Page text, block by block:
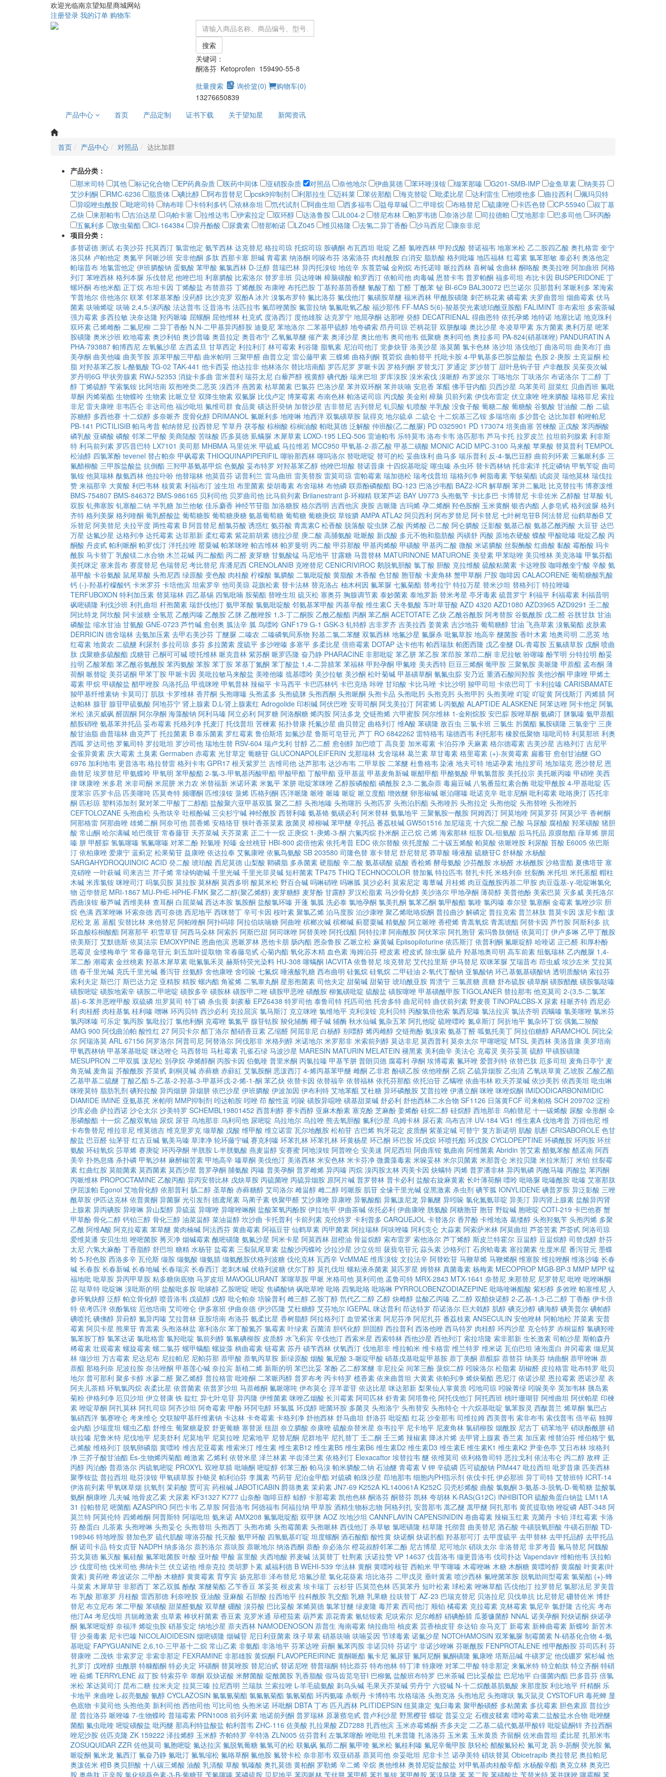
欢迎光临南京望知星商城网站
注册登录 我的订单 购物车
搜索
关键词：
酮洛芬 Ketoprofen 159490-55-8
批量搜索
询价篮(0) 购物车(0)
13276650839
产品中心
首页 产品定制 证书下载 关于望知星 新闻资讯
首页 产品中心 对照品 达比加群
产品分类：
那米司特
其他 标记化合物 EP药典杂质 医药中间体 亚硝胺杂质 对照品 奈他地尔 伊曲莫德 苯环喹溴铵 缬苯那嗪 G201-SMB-IMP 金鱼草素
纳美芬
艾沙利酮
RMC-6236 脂质体 碘比醇 阿布昔替尼 pcsk9抑制剂 利那拉生 迈科莱 苯佐那酯 海克替啶 吡柔比星 达利雷生 他喷他多 曲拉西利
佩玛贝特
异噁唑虫酰胺
吡嘧司特 纳布啡 卡特利多钙 依林奈坦 氘代试剂 阿曲生坦 西多福韦 益母草碱 二甲啡烷 布格替尼 硫康唑 卡匹色替 CP-55940
叔丁基
乙炔
来那帕韦 吉泊达星 乌帕卡塞 拉维达韦 伊索拉定 双环醇 达洛鲁胺 JL004-2 替尼布林 帕罗韦德 奈洛沙星 司拉德帕 艾地那非 巴多司他
环丙酚
五氟利多
敌虫菊酯 ICI-164384 异丹酚酸 尿囊素 替那帕诺 LZ045 维贝格隆 去氢二异丁香酚 沙马西尼
康奈非尼
项目分类：
多替诺德 测试 右美沙芬 托莫西汀 氯雷他定 氨苄西林 达克替尼 格拉司琼 托烷司琼 胺碘酮 布瓦西坦 吡啶 乙醛 氯唑西林 甲羟戊酸 替诺福韦 地塞米松 乙二胺四乙酸 奥扎格雷 奎宁
洛贝林 卢帕他定 奥氮平 阿哌沙班 安非他酮 多肽 西那卡塞 胆碱 青霉素 纳洛酮 吲哚布芬 洛索洛芬 肉桂酰胺 白消安 脂肪酸 格列吡嗪 地匹福林 红霉素 氯苯那敏 泰必利 奥洛他定
帕瑞昔布 地氯雷他定 伊班膦酸钠 蛋氨酸 苯甲酸 氟氯西林 D-泛醇 普瑞巴林 异丙托溴铵 地佐辛 东莨菪碱 金刚烷 布托诺啡 哌拉西林 喜树碱 舍曲林 酮咯酸 奥美拉唑 阿加曲班 阿格
列汀 苯唑西林 格列本脲 乐伐替尼 他唑巴坦 利塞膦酸 比索洛尔 替罗非班 贝达喹啉 樟脑磺酸 帕罗西汀 依帕司他 肉毒碱 恩替卡韦 普罗帕酮 福多司坦 布比卡因 BUSPERIDONE 丁
螺环酮 布他米酯 正丁烷 布坦卡因 丁烯酸盐 布替萘芬 丁烯酰胺 布康唑 布托巴胺 丁基羟基茴香醚 氰酸丁酯 丁醛 丁酰苯 铋 BI-6C9 BAL30072 巴兰诺尔 贝那普利 苯哌利多 苯海索
苄普地尔 倍他洛尔 联苯 邻苯基苯酚 没药醇 比沙克罗 双酚A 冰片 溴氯布罗特 氟比洛芬 氟伐他汀 氟磺胺草醚 福米西林 甲酰胺磺隆 刺芒柄花素 磷霉素 夫罗曲普坦 烟曲霉素 伏马
菌素 呋喃烯啶 呋喃 2,4,5-涕丙酸 法达普韦 泛昔洛韦 法匹拉韦 氟茚唑菌胺 氟雷拉纳 氯氟吡氧乙酸 福沙那伟 FF-MAS 5(6)-羧基荧光素琥珀酰亚胺酯 FALIMINT 非布索坦 多索茶碱
强力霉素 多西拉敏 决奈达隆 羟丙哌嗪 屈螺酮 屈他维林 杜克甙 度洛西汀 度他雄胺 达克罗宁 地屈孕酮 达那唑 癸醇 DECATRIENAL 得曲恩特 依托孕烯 地特诺 地塞比诺 地克珠利
双环素 己烯雌酚 二氟尼柳 二异丁香酚 N,N-二甲基异丙醇胺 迪曼尼 苯地洛尔 二苯基甲硫醇 地夸磷索 昂丹司琼 芒柄花苷 双肼酞嗪 奥比沙星 冬凌草甲素 东方菌素 奥利万星 嘧苯
胺磺隆 奥米沙班 欧地霉素 奥沙利铂 奥沙普嗪 奥昔拉定 奥昔布宁 乙氧氟草醚 催产素 奥泽沙星 奥比他韦 奥司他韦 低聚糖 奥利司他 奥拉多司 PA-824(硝基咪唑) PANDURATIN A
PHA-793887 帕博西尼 左氧氟沙星 左西孟旦 甘草西定 利拉利汀 林可霉素 利谷隆 脂氧素 尼泊司他汀 党参炔苷 洛美沙星 洛莫菌 氯卡色林 洛沙坦 洛伐他汀 曲洛司坦 曲美布汀 曲
美孕酮 曲美他嗪 曲美苄胺 原苯甲酸三甲酯 曲米帕明 三聚甲醛 曲普立定 雷公藤甲素 三蝶烯 曲格列酮 莨菪烷 曲帕替平 托吡卡胺 4-甲氧基多巴胺盐酸盐 色胺 2-庚胺 土克甾酮 松
脂 对羟基苯乙胺 L-酪氨酸 TG-02 TAK-441 他卡西妥 他达拉非 他林洛尔 替比培南酯 罗匹尼罗 罗哌卡因 罗格列酮 罗替戈汀 罗通定 罗沙替丁 甜叶悬钩子苷 卢非酰胺 吴茱萸次碱
罗丹明6G 甲状旁腺素 RWJ-52353 消旋卡多曲 雷米普利 瑞芬太尼 白藜芦醇 视黄醇 碘代酚 瑞来巴坦 罗库溴胺 溴米索伐 溴哌醇 布罗波尔 丁咯地尔 丁呋洛尔 布诺洛尔 丁二醇 丁
醇 丁烯硫醇 苄索氯铵 比阿培南 双孢唑类二恶英 溴西泮 燕茜素 枯草菌素 巴氯芬 巴洛沙星 苯并双环酮 苯并呋喃 安息香 苯醌 佛手苷内酯 贝西沙星 乌苯美司 甜菜红 贝曲西班 氟吡
草酮 丙烯菊酯 生物蝶呤 生物素 比哌立登 双降生物素 双氟脲 比伐卢定 博莱霉素 布南色林 帕洛诺司琼 丙戊酸 美金刚 樟脑 贝前列素 伊伐布雷定 伏立康唑 唑来膦酸 瑞格菲尼 索拉
非尼 雷夫康唑 非韦匹仑 非达司他 福沙吡坦 氟维司群 食品黄 磺达肝癸钠 加替沙星 吉非替尼 吉列替尼 钆贝酸 钆喷酸 半乳酸 没食子酸 葡糖二酸 葡糖酸 谷氨酸 甘油酸 二酚 二硫
苏糖醇 多西他赛 十二烷醇 多奈哌齐 度骨化醇 DRIMANOL 氟哌利多 地喹啉 地西泮 双氯磺草胺 鼠得克 地尔硫卓 二硫仑 十二烷基三乙铵 多瑞培南 多沙普仑 达比加群 帕唑帕尼
PB-141 PICTILISIB 帕马考昔 帕纳替尼 拉西替尼 苄草丹 茯苓酸 棕榈酸 棕榈油酸 帕吡莫德 泛解酸 仲班酸(乙二酰脲) PD 0325901 PD 173074 培美曲塞 苦楝酸 正戊酸 苯丙酮酸
磷乳酸 亚磷酸 磷酸 邻苯二甲酸 美商陆酸 苦味酸 匹多莫德 虱螨脲 木犀草素 LOXO-195 LEQ-506 雷迪帕韦 乐特莫韦 洛布卡韦 洛匹那韦 芦马卡托 拉罗皮兰 拉坦前列腺素 利非斯
特 利马前列素 罗匹昔巴特 LX7101 美司那 MHBMA 马里佐米 甲硫威 马拉维若 MCC950 甲氧基-2-萘乙酸 甲基二磺酸 MONIC ACID MPC-3100 马来酸 苹果酸 替莫普利 TEMPOL
松油醇 四氯苯酚 tevenel 替占帕奈 甲砜霉素 THIOQUINAPIPERIFIL 噻吩那西林 噻吗洛尔 替吡嘧啶 替可的松 妥曲珠利 曲马多 喘乐普利 反-4-氯巴豆醇 曲前列环素 三氟哌利多 三
氟醋柳酸 三甲胺盐酸盐 抗倒酯 三羟甲基氨基甲烷 色氨酸 妥布特罗 对羟基苯乙醇 他唑巴坦酸 替诺昔康 十四烷基吡啶 噻虫嗪 杀虫环 替卡西林钠 托非索洋 托定磷钠 甲氧苄啶 曲司
氯铵 他莫瑞林 酞氨西林 他拉卟吩 他替瑞林 他莫昔芬 诺普利兰 雷马曲班 雷美替胺 雷莫司琼 雷帕霉素 瑞加德松 瑞考伐普坦 瑞格列净 树脂毒素 苄蚨菊酯 试卤灵 瑞他莫林 瑞伐拉
赞 来福那辛 大黄酸 利巴韦林 核黄素 利福布汀 波生坦 布里菌素 柴胡毒素 布舍瑞林 布他磷 联萘酚磷酸酯 BQ-123 巴洛沙韦酯 BAZ2-ICR 解草酮 苯并二氟吡 比克替拉韦 博赛泼维
BMS-754807 BMS-846372 BMS-986165 贝利司他 贝罗曲司他 比马前列素 Brilanestrant β-环糊精 联苯芦诺 BAY U9773 头孢氨苄 卡比多巴 卡博替尼 卡非佐米 乙醇酸 甘草酸 钆
双胺 钆弗塞胺 钆塞酸二钠 半乳糖 加兰他敏 佳乐麝香 神经节苷脂 加洛糖胺 格尔西明 吉西他滨 庚胺 吉哌隆 吉玛烯 孕二烯酮 羟色胺酮 玉米黄酮 银杏内酯 人参皂甙 格列波脲 格列
齐特 格列美脲 格列喹酮 葡乳醛酸盐 葡萄糖胺 葡萄糖庚糖 氨基葡萄糖 葡萄糖 葡糖庚烷 草铵膦 AMPA ATLA2 阿贝西利 阿布罗替尼 阿卡替尼 七叶树皂苷B 阿法替尼 仙鹤草酚B 艾
乐替尼 阿美替尼 夫拉平度 两性霉素 B 阿昔替尼 醋氯芬酸 诱惑红 氨芬酸 青蒿素C 松香酸 脱落酸 啶虫脒 乙酸 丙烯酸 己二酸 阿仑膦酸 泛影酸 氨基己酸 氨基乙酰丙酸 大豆苷 达巴
万星 达氟沙星 达格列净 达托霉素 达菲那新 柔红霉素 紫花前胡素 德拉沙星 庚二酸 高脯氨酸 吡哌酸 新戊酸 多元不饱和脂肪酸 丙磺舒 丙酸 原地衣硬酸 蝶酸 甲酸吡嗪 吡啶乙酸 丙
酮酸 丹皮甙 帕利哌酮 帕罗伐汀 泮托拉唑 罂粟碱 帕苯咪唑 帕吉维林 帕罗曼明 丙二酸 甲芬那酸 甲基丙烯酸 甲磺酸 甲基丙二酸 微酸 米诺膦酸 丝裂酶酸 红曲酸 黏酸 霉酚酸 玛卡
酰胺 马卡替丁 乳酸镁二水合物 木兰花碱 丙二酸酯 丙二醛 麦芽糖 甘氨酸锰 马尼地平 甘露糖 马普替林 MATURINONE MATURONE 美登素 甲苯哒唑 美贝维林 美克洛嗪 甲氯芬酯
美托咪定 塞来昔布 赛度替尼 色瑞替尼 考比替尼 库潘尼西 CRENOLANIB 克唑替尼 CENICRIVIROC 鹅脱氧胆酸 氯丁酸 胆酸 克拉维酸 硫酸粘菌素 卡达唑胺 咖啡酰奎宁酸 辛酸 氨
基甲酸 卡谷氨酸 鼠尾草酸 头孢尼西 绿原酸 变色酸 肉桂酸 柠檬酸 氯膦酸 二氯吡啶酸 黄脂酸 木香酸 色甘酸 胞苷酸 卡麦角林 蟹甲草酮 尸胺 咖啡因 CALACORENE 葡萄糖酸乳酸
钙 (-)-羟基柠檬酸钙 卡米罗芬 卡培他滨 坦索罗辛 他司美琼 花旗松素 替卡法林 替克洛占 柚木柯因 氟苯脲 七氟菊酯 替考拉宁 特拉万星 替米沙坦 替格列汀 特拉唑嗪
TERFUBOXON 特利加压素 替莫瑞林 四乙基锡 四氢吡喃 胺菊酯 替唑生坦 硫灭松 塞奥芬 胸腺调节素 泰妙菌素 泰地罗新 替米考星 亭牙毒素 硫普罗宁 利福平 利福霉素 利福昔明
砜嘧磺隆 利伐沙班 利扎曲坦 杆孢菌素 瑞舒伐他汀 氨甲苯酸 氯氨吡啶酸 邻氨基苯甲酸 丙基辛酸 维生素C 天冬氨酸 车叶草苷酸 AZD 4320 AZD1080 AZD3965 AZD9291 壬二酸
阿比特龙 阿坎酸 阿卡波糖 全氢苊 乙酰丙嗪 乙酰胺 乙脒 乙酰唑胺 1,3-丁二酮胺 乙酰乙酸酯 丙酮 苯乙酮 ACETOTATE 乙炔 乙酰谷酰胺 阿考替胺 谷氨酰胺 戊二醛 谷胱甘肽 甘油
磷酸盐 缩水甘油 甘氨酸 GNE-0723 芦竹碱 愈创奥 胍法辛 胍 鸟嘌呤 GNF179 G-1 GSK-3 钆特醇 吉非罗齐 吉美拉西 姜黄素 吉沙地芬 葡萄糖醇 甘油 飞燕草素 溴氰菊酯 皮肤素
DERRICIN 德舍瑞林 去氨加压素 去甲右美沙芬 丁醚脲 二嗪农 二嗪磷氧同系物 羟基二氯二苯醚 双氯西林 地氟沙星 氟脲杀 吡氟草胺 地高辛 醚菌胺 香叶木素 地奥司明 二恶英 地
红霉素 地黄农 二硫醚 利尿剂 多拉司琼 多芬 多拉菌素 度硫平 多沙唑嗪 多塞平 多柔比星 倍癌霉素 DOTAP 达卡他韦 帕西瑞肽 帕图西隆 戊乙奎醚 DL-青霉胺 五氟磺草胺 戊酮 喷曲
肽 戊聚糖多硫酸酯 戊糖苷 己酮可可碱 喷托维林 哌克昔林 紫苏酮 哌罗匹隆 奋乃静 PHARACINE 非那吡啶 苯乙肼 苯乙胺 苯茚胺 苯茚二酮 非尼拉敏 吩噻嗪 酚苄明 分特拉明 酚妥
拉明 乙酸苯酯 苯乙酰谷氨酰胺 苯丙氨酸 苯胺 苯丁胺 苯基丁氮酮 苯丁酸盐 1,4-二异腈苯 苯福林 甲羟孕酮 甲氟喹 美夫西特 巨豆三烯酮 葡甲胺 三聚氰胺 美哌隆 甲萘醌 孟布酮 薄
荷酮 哌替啶 美芬诺酮 甲苯丁胺 甲哌卡因 美吡拉敏马来酸盐 美喹他嗪 巯基嘌呤 美沙拉敏 美沙酮 松叶菊碱 甲基磺草酮 氰氟虫腙 安乃近 重酒石酸间羟胺 美他沙酮 甲康唑 甲烯土
霉素 甲烷 甲磺酸盐 醋甲唑胺 乌洛托品 甲巯咪唑 甲氧普林 辣椒平 卡马西平 卡巴匹林钙 卡巴克络 咔唑 甘珀酸 卡比马唑 卡比沙明 羧甲司坦 卡依巴司丁 卡利拉嗪 CARISBAMATE
羧甲基纤维素钠 卡莫司汀 肌肽 卡罗维林 香芹酮 头孢噻嗪 头孢孟多 头孢硫脒 头孢西酮 头孢哌酮 头孢卡品 头孢吡肟 头孢克肟 头孢甲肟 头孢美唑 吖啶 吖啶黄 阿伐斯汀 丙烯腈 阿
达帕林 腺苷 腺苷甲硫氨酸 阿地芬宁 肾上腺素 D,L-肾上腺素红 Adrogolide 印枳碱 阿伏巴唑 安哥司酮 阿戈美拉汀 阿霍烯 L-丙氨酸 ALAPTIDE ALASKENE 阿苯达唑 阿卡他定 阿氯
米松 涕灭威砜 醛固酮 阿尔孕酮 海藻酸钠 阿利马嗪 阿立必利 阿罗糖 阿洛酮糖 烯丙胺 阿法多龙 交链孢烯 六甲蜜胺 阿尔维林 1-金刚烷胺 安巴腙 胺唑草酮 氨磷汀 脒氯嗪 氨甲萘醌
醋胺硝唑 氨基苯并托品 妥布霉素 托格列净 托麦汀 托伐普坦 苦楝素 拓扑替康 托氟沙星 曲贝替定 曲格列汀 维A酸 苯磺隆 敌百虫 三氯卡班 三氯生 肟菌酯 氟胺磺隆 三氯奎宁 三庚
酸甘油脂 曲普瑞林 曲克芦丁 托拉菌素 B 泰乐菌素 罗红霉素 鲁伯斯塔 如氟沙星 鲁斯可皂苷元 芦丁 RO 6842262 雷特格韦 瑞德西韦 利托那韦 橡胶低聚物 瑞吡司特 利莫那班 利奥
西呱 罗达司他 罗氟司特 罗拉吡坦 罗沙司他 瑞地生替 RSV-604 瑞卢戈利 甘醇 乙二醛 愈创醇 加巴喷丁 高良姜 加米霉素 卡泊芬净 天麻素 格尔德霉素 吉美沙星 吉格列汀 吉尼平
金雀异黄素 庆大霉素 土臭素 Germaben 赤霉素 光甘草定 葡糖苷 GLUCONAPOLEIFERIN 戈那瑞林 戈舍瑞林 葛兰素 草甘毒素 格里霉素 (+)-灰黄霉素 扁蓄苷 愈创甘油醚 GO
6976 加利地韦 更昔洛韦 格拉替雷 格列卡韦 GPR17 根天紫罗兰 吉维司他 达芦那韦 达沙布韦 二甲草胺 二苯醚 杜鲁格韦 染液 地夫可特 地诺孕素 地拉罗司 地加瑞克 恩沙替尼 恩
曲替尼 埃罗替尼 甲氨蝶呤 甲氧明 苯甲酸酯 2-氯-3-甲氧基丙酸甲酯 甲酸甲酯 丁酸甲酯 亚甲基蓝 甲基麦角新碱 哌醋甲酯 甲酪氨酸 甲氧氯普胺 美托拉宗 美托哌丙嗪 甲硝唑 美西
律 咪康唑 米多君 米非司酮 米屈肼 米力农 米替福新 米诺环素 米氮平 苯肼 吡啶苯咪唑 乙醇胺磷酸酯 磷酰胺 2,3-二氮杂萘 毒扁豆碱 八氢番茄红素合酶 吡啶甲酰胺 4-甲基吡啶 匹
度苯宗 匹罗卡品 匹美噻吨 匹莫奇特 频哪酮 匹维溴铵 蒎烯 匹格列酮 匹泮哌隆 哌喹 哌嗪 哌啶 哌立度酯 增效醚 卵形椒碱 哌泊噻嗪 吡诺克辛 吡非尼酮 吡利霉素 吡咯庚汀 匹托非
酮 匹杉琼 塑料添加剂 聚对苯二甲酸丁二醇酯 盐酸聚六亚甲基双胍 聚乙二醇 头孢地嗪 头孢噻肟 头孢匹罗 头孢泊肟酯 头孢喹肟 头孢拉定 头孢他啶 头孢替唑 头孢唑肟
CEFTOLOZANE 头孢曲松 头孢呋辛 吐根酚碱 三尖杉宁碱 神经酰胺 西替利嗪 氨基铬 氨磺必利 阿米替林 氨氯地平 三聚氰胺一酰胺 阿姆西汀 阿莫地喹 阿莫罗芬 阿莫沙平 香树酮
阿那格雷 阿那曲唑 雄烯二酮 阿奈可他 茴香烯 安格络苷 狭叶香茶菜素 敌菌灵 樟柳碱 苯甲醚 辛托品 番荔枝碱 GW501516 加尼瑞克 十六烷二酸 己酸 马尿酸 腐植酸 羟苯磺酸 猪胆
酸 常山酮 哈尔满碱 哈巴俄苷 常春藤苷 天芥菜碱 天芥菜素 正二十一烷 正庚烷 1-庚烯-3-酮 六氟丙烷 扑米酮 正己烷 己烯 海索那林 组胺 DL-组氨酸 后马托品 原膜散酯 葎草烯 肼屈
嗪 肼 甲醛腙 氢氯噻嗪 氢氟噻嗪 对苯二酚 羟氯喹 羟嗪 金丝桃苷 HBI-800 卤倍他索 依托考昔 EDC 依尔替酸 依托度酸 二十碳五烯酸 帕莫酸 依哌唑胺 利尿酸 苔酸 E6005 依巴斯
汀 依柏康唑 爱康宁 蓝蓟定 松果菊苷 益康唑 依达拉奉 艾氟康唑 依氟鸟氨酸 SB 203580 司隆色替 塞卡替尼 舒尼替尼 莽草酸 唾液酸 硫糖苷C 舒林酸 水杨酸
SARGAHYDROQUINOIC ACID 癸二酸 琥珀酸 西尼莫德 山梨酸 鞘磷脂 多杀菌素 硬脂酸 辛二酸 氨基磺酸 硫酸 香桧烯 酵母氨酸 沙芬酰胺 水杨醛 水杨酰胺 沙格雷酯 夏佛塔苷 塞
克硝唑 一叶萩碱 司来吉兰 芹子烯 常绿钩吻碱 千里光碱 千里光菲灵碱 短杆菌素 TP475 THIQ TECHNOCOLOR 替加氟 特拉匹韦 替扎卡托 米格列奈 丝裂酶 米托坦 米托蒽醌 帽柱
木碱 米库氯铵 咪唑司汀 吗氯贝胺 莫拉胺 莫林酮 莫西多明 酸莫米松 野百合碱 吗啉硝唑 吗啉胍 莫沙必利 莫索尼定 毒蕈碱 月桂烯 肉豆蔻酰胺丙基二甲胺 肉豆蔻基-γ-吡啶啉氯化
物 迈华替尼 MRI-1867 MU-PHE-HPHE-FMK 聚乙二醇(聚乙烯醇) 麦芽糖醇 麦芽酚 甘露醇 罗汉松脂素 马沙骨化醇 美沙洛尔 甲地孕酮 薄荷醇 美普他酚 美索巴莫 灭多威 美托洛尔
西曲溴铵 藜芦碱 西维美林 查耳酮 白屈菜碱 西达本胺 氯胺酮 盐酸氯环嗪 开蓬 氯胍 洗必泰 氯地孕酮 氯美扎酮 氯苯乙酮 氯甲酸酯 氯喹 氯丙嗪 泰尔登 氯塞酮 金霉素 氯唑沙宗 胆
烷 色满 西苯唑啉 环索奈德 西可奈德 西尼地平 西咪替丁 辛可卡因 桉叶素 聚氯乙烯 泊马度胺 泊沙康唑 聚乙烯吡咯烷酮 普拉曲沙 解磷定 普拉克索 普兰林肽 普莫卡因 泼尼卡酯 泼
尼松龙 蒽 蒽醌 安替比林 来他替尼 阿帕喹酮 阿扑吗啡 阿拉伯呋喃糖 阿曲唑 槟榔次碱 槟榔碱 蓟罂粟碱 精氨酸 阿立哌唑 香橙烯 青蒿氧烷 青蒿琥酯 阿替卡因 芦竹胺 阿斯利多 抗
坏血酸棕榈酸酯 阿塞那平 积雪草苷 阿西马朵林 阿索肟 阿斯巴甜 阿司咪唑 阿替美唑 阿托伐醌 阿特拉津 阿南酰胺 阿伏苯宗 阿扎胞苷 索玛鲁肽侧链 依莫司汀 伊卢多啉 乙甲丁酰胺
依美斯汀 艾默德斯 依莫法宗 EMOXYPINE 恩曲他滨 恩哌罗林 恩他卡朋 肠内酯 恩杂鲁胺 乙哌立松 麻黄碱 Epiisopiloturine 依匹斯汀 依普利酮 氟哌啶醇 哈喹诺 正己醛 和厚朴酚
恶霉灵 金缕梅单宁 常春藤皂苷元 刺五加叶提取物 常春藤皂甙 心菊内酯 氧化苏木精 血色素 海姆泊芬 橙皮素 橙皮甙 除虫脲 硫丹 羟基地奥司明 高车前素 组氨瑞林 乙内酰脲 1,4-
苯二酚 潮霉素 金丝桃素 羟基木犀草素 吡氟氯禾灵 赫斯特荧光染料 HU-308 噻螨酮 IACVITA 依鲁替尼 埃克替尼 艾代拉里斯 伊马替尼 双咪苯脲 艾瑞昔布 茚虫威 埃沙左米 艾拉莫
德 春千里光碱 克氏千里光碱 番泻苷 丝氨醇 舍他康唑 舍吲哚 七氟烷 唾液酸乳糖 西布曲明 硅氮烷 硅氧烷 二甲硅油 2-氧代丁酸钠 亚氯酸钠 环己基氨基磺酸钠 透明质酸钠 索拉芬
索利夫定 斯巴汀 斯巴达力定 亚精胺 精胺 螺内酯 角鲨烯 二氢睾丸酮 星形孢菌素 司他夫定 甜菊碱 甜菊苷 琥珀酰亚胺 胃溃宁 三氯蔗糖 蔗糖 舒布硫胺 磺草酮 磺胺醋酰 磺胺氯哒嗪
磺胺嘧啶 磺胺地索辛 磺胺二甲嘧啶 磺胺多辛 磺胺林 磺胺甲二唑 磺胺甲恶唑 磺酰胺 柳氮磺吡啶 硫酸盐 磺胺噻唑 甲基磺酰甲胺 TIGOLANER 替拉那韦 他克莫司 2-(3,5-二氯苯
基)-6-苯并恶唑甲酸 双硫磷 坦罗莫司 特丁磷 杀虫畏 刺蒺藜 EPZ6438 特罗司他 泰鲁司特 托匹司他 托舍多特 曲尼司特 曲伏前列素 野麦畏 TINOPALCBS-X 尿素 桂哌齐特 西尼必
利 肉桂醛 肉桂基氯 桂利嗪 噌啉 环丙贝特 西沙必利 克拉屈滨 氯马斯汀 克立咪唑 氯维地平 克利溴铵 克利贝特 丙酸氯倍他索 氯西尼嗪 氯法拉滨 氯法齐明 四螨嗪 氯美噻唑 氯米芬
氯丙咪嗪 可乐定 氯丙胺 氯吡拉汀 氯他利酮 克霉唑 氯氮平 腺苷钴胺 羧化辅酶 椰子碱 辅酶 秋水仙碱 氮杂五苯 阿扎他啶 硫唑嘌呤 氮卓斯汀 阿折地平 氮杂环丁烷 偶氮二羧酸
AMG 900 阿伐曲泊帕 酸性红 27 阿贝卡尔 醋丁洛尔 醋硝香豆素 乙缩醛 阿屈非尼 白杨醇 别嘌醇 烯丙雌醇 交链孢酚 氨溴索 氨基丁醛 呱氨托美丁 阿拉伯糖醇 ARAMCHOL 阿比朵
尔 阿瑞洛莫 ARL 67156 阿罗洛尔 阿普司尼 阿替洛尔 阿伐那非 米格列醇 米诺地尔 米罗那非 米索前列醇 莫达非尼 莫西普利 莫奈太尔 甲噻嘧啶 MTSL 美西林 美洛昔康 美罗培南
甲氧西林钠 甲基苯基吡啶 咪达唑仑 马西替坦 马杜霉素 孔雀石绿 马波沙星 MARESIN MATURIN MELATEIN 褪黑素 美利曲辛 美法仑 克霉灵 美芬妥英 硫醇 甲磺胺磺隆
MESUPRON 二甲双胍 泼尼松 別孕烷 孕烯醇酮 丙胺卡因 伯氨喹 普里米酮 丙氯拉嗪 甲基苄肼 普朗贝德 腐霉利 孕酮 埃博霉素 氟环唑 爱普列特 依替巴肽 厄多司坦 麦角日亭宁 麦
角克碱 麦角甾 芥酸酰胺 芥菜甙 刺桐灵碱 赤藓糖 赤蘚紅 艾氯胺酮 恶泼西汀 4-烯丙基苯甲醚 雌酮 乙非君 酚磺乙胺 依他喹酮 乙烷 乙硫异烟胺 乙虫清 乙氧呋草黄 乙琥胺 乙酸乙酯
乙基甲基二硫醚 丁酸乙酯 5-乙基-2-羟基-3-甲基环戊-2-烯-1-酮 苯乙炔 依替卡因 依替福辛 依替福林 依托芬那酯 依托泊苷 乙螨唑 依曲韦林 欧天芥菜碱 依沙美肟 依西美坦 吡虫啉
咪喹莫特 脂肪乳剂 碘羟拉酸 异丙烟肼 异烟肼 依巴沙星 伊班膦酸 伊波加因 伊布利特 艾地苯醌 艾杜糖 异环磷酰胺 艾普拉唑 伊潘立酮 咪唑 咪唑烷酮 IMIDODICARBONIMIDIC
DIAMIDE IMINE 亚氨基芪 米帕明 MMP抑制剂 吲达帕胺 吲唑 茚 酸性蓝 吲哚 磺胺异噁唑 磺基甜菜碱 舒必利 舒他西林二水合物 SF1126 日落黄FCF 司来帕格 SCH 209702 淀粉
沙库必曲 萨拉西诺 沙仑太尔 沙美特罗 SCHEMBL19801452 西普利醇 赛卡西醇 亚麻木酚素 塞克酚 芝麻酚 姜烯酚 硅烷二醇 硅烷醇 西地那非 乌帕替尼 十一碳烯酸 尿酸 伞形酮 伞
形磷酸酯 十一烷 乙酸双氧铀 尿烷 尿苷 乌地那非 乌利司他 尿嘧啶 乌拉地尔 乌拉唑 熊去氧胆酸 氟利沙星 乌姆卡林 尿石素 乌布吉泮 UV-184 VG1 维生素A 伐地考昔 万得他尼 维
卡布鲁替尼 维拉非尼 维莫德吉 维克里罗克 缬草酸 戊酸 维甲酸 维立诺雷 瓦尔地酰胺 松柏苷 古巴烯 狗牙花定 皮质酮 紫堇定碱 可替宁 复方新诺明 肌酸 肌酐 CRISABOROLE 色甘
酸盐 巴豆醛 仙茅苷 红古豆碱 氰美马嗪 草津净 轮环藤宁碱 赛克利嗪 环苯扎林 环苯扎林 环黄杨星 环己酮 环巴胺 环戊烷 环喷托酯 环戊胺 CYCLOPEPTINE 环磷酰胺 环丙胺 环丝
氨酸 环硅氧烷 莎草烯 赛庚啶 环丙孕酮 半胱胺 L-半胱氨酸 燕麦甾醇 安赛蜜 阿地溴铵 阿普唑仑 安美速 阿尼西坦 阿曲库铵 氨曲南 阿维菌素 Abridin 苦艾素 醋氨苯酸 醋孟南 阿西
美辛 扑热息痛 杀扑磷 甲氧沙林 麻醉椒苦素 甲地高辛 嗪草酮 美伐他汀 美洛西林 米安色林 米卡芬净 微囊藻毒素 米哚妥林 米尔贝菌素 米那普仑 米拉贝隆 米拉米斯汀 米铂 丝裂霉
素 红曲红胺 莫能菌素 莫西菌素 莫西沙星 普罗孕酮 脯氨酸 丙嗪 普美孕酮 普罗雌烯 异丙嗪 丙烷 溴丙胺太林 丙美卡因 炔螨特 丙烯 普罗潘非林 异丙氧磷 丙酰马嗪 丙酸盐 苯丙酮
丙哌维林 PROPOCTAMINE 乙酸丙酯 异丙安替比林 戊炔草胺 丙硫菌唑 丙硫异烟胺 原阿片碱 普罗替林 普卡必利 盐酸右旋麻黄素 长叶薄荷酮 嘌呤 吡咯脲 吡嗪酰胺 吡嗪 艾塞那肽
伊屈泼帕 Egonol 艾地骨化醇 依那普利 肠二醇 圣草酚 赤藓糖醇 艾司洛尔 雌甾醇 雌二醇 吲哌胺 肌苷 全缘干里光碱 促黑激素 杀虫剂 碘苄胍 IONYLIDENE 碘普罗胺 异泛影酸 三唑
酰草胺 伊匹达克林 依普黄酮 异菌脲 光引发剂 德鸢尾素 马蔺子素 铁聚甲醛 艾沙康唑 异康唑 异氰酸酯 异氟泼尼龙 异氟醚 异吲哚 氯化氮氨菲啶 异美汀 异丙肾上腺素 盐酸异丙肾
上腺素 异丙碘胺 异喹啉 异山梨醇 异硫蓝 异噻唑 异噻唑啉酮 盐酸苯氧丙酚胺 伊拉地平 伊曲茶碱 依托必利 伊曲康唑 胱氨酸 阿糖胞苷 胞苷 野靛碱 胞嘧啶 COTI-219 卡巴他赛 蟹
甲草酚 骨化二醇 钙铂三醇 骨化三醇 油菜甾醇 菜油甾醇 坎沙曲 卡托普利 卡前列素 克伦特罗 卡利普多 CARQUEJOL 卡替洛尔 香芹酚 卡维地洛 葛缕醇 头孢羟氨苄 头孢丙烯 多聚
乙酰 阿维A酸 阿克拉霉素 苯草醚 黄肉楠碱 阿法西芬 黄曲霉素 阿福豆苷 仙鹤草素 丙甲菌素 阿拉瑞林 阿呋唑嗪 阿利克仑 大蒜素 阿索萨米林 阿莫曲坦 芦荟苦素 芦荟甙 阿洛司琼
爱维莫潘 安贝生坦 唑嘧菌胺 莠灭净 烟碱霉素 酰嘧磺隆 氨氟沙星 阿米卡星 阿莫西林 甜橙油 骨甾烷醇 索布雷罗 索他洛尔 芦丁烯醇 斯皮兰特霍尔 豆甾醇 豆甾烷醇 司替戊醇 舒芬
太尼 六氢大麻酚 丁香脂醇 舒巴坦 糖精 水杨苷 盐霉素 三裂鼠尾草素 盐酸沙丙蝶呤 沙拉沙星 沙立佐坦 菝葜皂苷元 蒜头素 沙格列汀 石房蛤毒素 塞拉菌素 生度米星 番泻苷元 墨蝶
蛉 5-羟色胺 西洛多辛 瓦伦斯 缬胺 缬氨酸 缬氨腈 缬氨酰胺伏格列波糖 伐伦克林 瓦西辛 VcMMAE 维库溴铵 文拉法辛 阿替欧苷 马鞭草烯 马鞭烯酮 维塞胺 维拉唑酮 维洛沙嗪 长春
碱 长春胺 长春新碱 长春地碱 长春瑞滨 长春西汀 老刺木碱 伏格列波糖 伏尔丁醇 莫扎伐坦 螺粘液杀菌素 莫匹罗星 姆替林 真菌毒素 杨梅素 MECOPROP MGB-BP-3 MMP MPP 锰
福地吡 吡草胺 异丙甲草胺 粘多糖病底物 马罗皮坦 MAVOGLURANT 苯噻草胺 甲哌 米格司他 莫利司他 孟鲁司特 MRX-2843 MTX-1641 奈替尼 来那替尼 尼罗替尼 吡唑 吡唑啉酮
芘 哒草特 吡啶啉 溴吡斯的明 盐酸吡多胺 吡哆醇 乙胺嘧啶 嘧啶 焦磷酸钠 砜吡草唑 吡咯 四氢吡咯 吡咯啉 PYRROLOBENZODIAZEPINE 吡咯喹啉醌酸 紫杉醇 多效唑 帕塞维尼 人
参环氧炔醇 泛醇 帕立骨化醇 喷昔洛韦 戊硫醇 戊醇 吡仑帕奈 培哚普利 雌三醇 乙胺丁醇 氘代乙二醇 乙醇 炔雌醇 盐酸乙丙嗪 乙二醇 双醋炔诺醇 2-乙基-1,3-己二醇 丁香酚 伊卡倍
特 依考匹泮 依酚氯铵 厄他培南 艾司唑仑 伊多塞班 伊曲奈德 伊沙匹隆 艾杜糖醇 艾芬地尔 IGEPAL 咪达普利 茚达特罗 茚诺洛尔 巨大戟醇 肌醇 碘克沙醇 碘海醇 碘美普尔 碘帕醇
碘喷托 碘佛醇 异葑醇 氮异丙嗪 艾拉普林 亚胺培南 布洛芬 氨柔比星 香树脂醇 阿拉格列汀 血管紧张素 阿尼芬净 阿尼扎芬 番荔枝素 ANSECULIN 安他唑林 阿帕地松 芹菜素 安普
霉素 阿贝卡星 熊果苷 青蒿素 头孢洛林盐 塞利洛尔 苯丁酸氮芥 氯霉素 叶绿素 百菌清 胆钙化醇 胆固醇 西拉普利 西洛他唑 西马特罗 肉桂醇 环丙沙星 克仑特罗 赤桐甾醇 氯碘羟喹
氯苯胺丁醇 氯苯达诺 氯吡格雷 氯羟吡啶 氯前列醇 氯氰碘柳胺 皮质醇 水飞蓟宾 辛伐他汀 西索米星 西索特林 西他沙星 西他列汀 索拉培隆 索非那新 生长激素 司帕沙星 斯帕森丹
稀霉素 壮观霉素 螺旋霉素 螺二氯芬 螺甲螨酯 螺旋藻 柄曲霉素 链霉素 苏丹 磺苄西林 伏氧西汀 伐地那非 维拉帕米 维卡格雷 维兰特罗 维米诺 瓦伯巴坦 液泡蛋白 井冈霉素 缬尼莫
林 缬沙坦 万古霉素 尼达尼布 尼拉帕尼 尼帕芬那 萘甲酸 萘氧丙草胺 新绿原酸 烟酸 氟尼酸 3-哌啶甲酸 硝基戊基吡啶甲基胺 萘丁美酮 萘醌腙 萘替芬 纳美芬 纳曲酮 萘甲唑啉 萘
萘醌 那格列奈 尼波拉胺 奈法唑酮 甲基莲心碱 奈拉宾 新植二烯 新斯的明 苯巴比妥 苯酚 乙二醇苯醚 非尼拉朵 间苯三酚 蒎烷二醇 吲哚洛尔 松脂素 胡椒醛 皮拉格雷 吡布特罗 吡贝
地尔 普可那利 聚多卡醇 水蓼二醛 聚乙烯醇 普拉格雷 吡喹酮 二苯哌丙醇 普罗布考 丙卡特罗 榄香素 依来曲普坦 大黄素 依帕列净 烯炔菊酯 恩尼汀 依诺沙星 恩拉霉素 恩诺沙星 表
阿夫儿茶精 环氧氯丙烷 表柔比星 依普菌素 依普罗沙坦 马萘雌酮 氟哌噻吨 伊布莫仑 淫羊藿苷 依达比星 咪达那新 梨果仙人掌黄质 吲地司琼 吲哚菁绿 吲哚美辛 英加韦林 胰岛素
菊粉 伊格列净 厄贝沙坦 伊立替康 铁 靛红 异七叶皂苷 异丙隆 伊维菌素 咪唑乙烟酸 长川霉素 阿司匹林 虾青素 阿塔鲁伦 阿托伐他汀 阿托西班 桃叶珊瑚苷 阿维曲坦 阿伏帕星 印楝
素 唑啶草酮 阿扎莫林 阿扎司琼 阿齐沙坦 阿奇霉素 甲酚 环阿屯醇 环氯胍 环戊醇 嘧菌环胺 多菌灵 头孢洛宁 头孢替安 头孢特仑 十六烷基吡啶 氯苯胺灵 西酞普兰 烯草酮 氯巴占
氯硝西泮 氯赛唑仑 考来维仑 交联羧甲基纤维素钠 卡达林 卡奇霉素 卡格列净 舒他西林 舒马曲坦 舒洛芬 吡啶酯 红花 沙奎那韦 司维拉姆 西美普韦 索非布韦 索伐普韦 倍半萜 独脚
金内酯 沙瑞度坦 螺虫乙酯 舒维生 葡聚糖凝胶 舒更葡糖 塞替派 纽甜 奈立膦酸 奈康唑 硫酸奈替米星 奈韦拉平 尼卡地平 尼麦角林 氯硝柳胺 烟酰胺 尼古丁 硝苯地平 硝呋酚酰肼 硝
呋拉嗪 尼鲁米特 尼伐地平 尼美舒利 尼莫地平 尼莫拉唑 尼索地平 尼替尼酮 尼群地平 尼扎替丁 壬二酮 壬三烯 辣椒素 降冰片烯 去甲肾上腺素 香兰素 加压素 维替泊芬 维伯格宁 氨
己烯酸 维格列汀 脱氧卵磷脂 黄嘌呤 维吉尼亚霉素 维索米汀 维生素 维生素B12 维生素B5 维生素B6 维生素D2 维生素D3 维生素E 维生素K1 维生素K2 尹奎色亭 艾日布林 埃格列
净 三芥子酸甘油酯 Es-生物烯丙菊酯 雌激素 乙烯利 依替米星 泽兰林素 半齿泽兰素 依格列汀 Elexacaftor 埃替拉韦 醚 依维莫司 依利格鲁司特 恶拉戈利 依法韦仑 丙二醇 敌稗 正
丙醇 丙泊酚 普萘洛尔 丙硫氧嘧啶 PROXYL 双唑草腈 吡喃酮 嘧啶醇 邻苯三酚 帕马溴 帕米膦酸二钠 石油醚 青霉素 V 钾 辛硫磷 匹可硫酸钠 PIM447 吡拉西坦 吡罗昔康 匹美西林
聚季铵盐 普拉西坦 吡芬溴铵 甲氧磺草胺 扑蛲灵 帕利泊芬 李属素 芍药苷 尼泊金甲酯 对硫磷 帕珠沙星 茚地那韦 细胞内PH指示剂 依伐卡托 伊必那班 异丁司特 艾替班特 ICRT-14
伊洛前列素 甲氧咪草烟 抗氧剂 茉莉酸 贾可宾 药根碱 JABOTICABIN 爵筛奥素 茉莉素 JN7-69 K252A KL140061A K252C 贝壳杉烯酸 曲酸 氯氨酮 3-氨基-3-脱氧-D-葡萄糖 盐酸氯
氨酮 酮康唑 几夫碱 地骨皮乙素 犬尿素 KF31327 K777 山奈酚 咖啡豆醇 鲸醇 卡那霉素 凯他色林 酮洛芬 酮替芬 凯林 夸胡林 K-RAS(G12C) INHIBITOR 硫酸角蛋白钠盐 LM11A
31 拉帕替尼 嘧菌酯 AZASPIRO 阿巴卡韦 乙草胺 阿昔洛韦 阿德福韦 阿福拉纳 甲草胺 酒精生物标志物 阿格列扎 安普那韦 蒿乙醚 蒿甲醚 阿扎那韦 黄芪提取物 唑啶磷 ABT-348 阿
莫兰特 阿莫伦特 四烯雌酮 阿普斯特 阿瑞吡坦 氨来诺 AMX208 氟氯吡啶酯 双甲脒 AOZ 坎地沙坦 CANNFLAVIN CAPENSINIDIN 卷曲霉素 辣椒玉红素 克菌丹 卡铂 洋红霉素 卡洛
芬 酪蛋白 儿茶素 头孢唑啉 头孢妥仑 头孢替坦 头孢西丁 头孢布烯 头孢霉菌素 头孢哌林 西伐他汀 杀草敏 氯嘧磺隆 枯草隆 托彻普 曲美替尼 酒石酸 牛磺脱氧胆酸 牛磺石胆酸 TD-
198946 特地唑胺 替加色罗 硫代肌酸 噻洛芬酸 托灭酸 氨甲环酸 四氢氨基吖啶 坦度螺酮 酒石酸酯 酸性黄 炔诺酮 炔诺肟酯 羟基那可汀 去甲度硫平 去甲替林 去甲托品醇 去甲托品
酮 诺司卡品 特女贞苷 NADPH 纳多洛尔 萘肟洛尔 萘呋胺 萘哌地尔 纳洛西酮 萘酚 奈必洛尔 橙花叔醇邻苯二酚 尼古博星 尼可地尔 硝呋太尔 非洛替尼 非罗考昔 氟马替尼 阿魏酸
芬戈莫德 氟灭酸 氟硅酸 氟苯吡菌胺 叶酸 亚叶酸 甲酸 富里酸 夫西地酸 荞麦碱 法莫替丁 牡荆素 沃诺拉赞 VP 14637 伐昔洛韦 缬更昔洛韦 伐司扑达 Vapendavir 维帕他韦 沃拉帕
沙 伐度司他 伐米司他 弗纳卡兰 伏立诺他 维奈克拉 类胡萝卜素 威福利德 B WEHI-539 华法林 黄酮 黄嘌呤核苷 西帕米 甲苄噻嗪 木霉唑啉 木糖 木酮糖 黄嘌呤醇 黄腐酸 叶黄素(叶
黄素) 黄药唑 希波诺尔 二甲酚 木糖醇 黄黄霉素 育亨宾 扬克那非 泽布替尼 培氟沙星 氯化花葵素 培比洛芬 二甲戊灵 垂叶黄素 喷沙西林 氟唑菌苯胺 脱氧助间型霉素 氯菊酯 (+)-蜂
斗菜素 木犀草苷 非那西丁 苯乙双胍 酚酞 苯醚菊酯 乙苄香豆 苯妥英 根皮素 埃卡瑞丁 云杉苷 匹莫范色林 匹莫苯丹 短叶松素 球松素 唑啉草酯 匹伐他汀 拉罗替尼 氯那法尼 罗美昔
布 乳酸 那塞罗 月桂酸 雷西那德 利奈唑胺 亚油酸 亚麻酸 石胆酸 拉西地平 拉科酰胺 乳交酯 乳糖 乳果糖 拉呋替丁 AZ-23 巴瑞克替尼 贝洛拉尼 贝伐单抗 比尼替尼 硼替佐米 博舒
替尼 布立尼布 苯二甲酸 苯磺酸 甜菜醛氨酸 双草醚 硼酸 溴芬酸 巴比妥酸 苯烯莫德 氯苯甘醚 绿麦隆 毒芹素 西司他汀 顺铂 橘霉素 克拉霉素 克林霉素 氯尼辛 氯舒隆 古伦宾 考布
他汀A4 考尼伐坦 共轭雌激素 虫草素 棒状杆菌素 香豆素 克罗米通 荜橙茄素 葫芦素 原花青素 氰钴铵素 尼呋索尔 尼尔雌醇 硝碘酚腈 瓜萎镰菌醇 NNAL 诺美孕酮 羟炔诺酮 炔诺孕
酮 氟苯嘧啶醇 奈福泮 烯啶虫胺 硝基安定 纳地沙星 萘夫西林 NAMODENOSON 萘普生 海南霉素 纳拉曲坦 柚皮素 芸香柚皮苷 奈达铂 奈马克丁 新霉素 新棒曲霉素 新蝶呤 新苦木
苷 沙蚕毒素 尼卡巴嗪 NICOLAIOIDESIN 烟嘧磺隆 烟碱苷 尼日利亚菌素 珠子草素 硝基呋喃 呋喃妥因 节球毒素 诺氟沙星 NOTOHAMOSIN 双苯氟脲 制霉菌素 N-硝基化合物 4-氨
基吡啶 FAPYGUANINE 2,6,10-三甲基十二烷 常山乙素 非氨酯 非洛地平 芬苯达唑 葑酮 氟苯丙胺 非诺贝特 芬诺宁 非诺沙唑啉 芬哌酰胺 FENPROTALENE 维甲酰酚胺 芬司匹利 芬
替康唑 二茂铁 非索罗定 非索非那定 FEXRAMINE 非那雄胺 黄烷酮 FLAVOPEREIRINE 黄酮哌酯 氟卡尼 氟尿苷 氟阿尼酮 氟酮磺隆 氟康唑 塔斯品碱 牛磺罗定 他伐硼罗 紫杉碱 他
扎罗汀 戊唑醇 虫酰肼 特糠酯酮 特必夫定 环磺酮 替莫唑胺 替尼泊甙 替诺尼唑 替普瑞酮 特比萘芬 特布他林 特丁津 特康唑 对苯二甲酸 特非那定 来氟米特 特立帕肽 特立齐酮 特硝
唑 萜烯 TERRYLENE 叔丁胺 特索芬辛 睾酮 双炔诺酸 米酵菌酸 啶酰菌胺 乳香脂酸 假马齿苋皂苷I 巴柳氮 盐酸班布特罗 巴米茶碱 巴比妥酸盐 巴尼地平 白僵菌内酯 巴多昔芬 倍氯
米松 苯达莫司汀 昆布二糖 拉米夫定 拉莫三嗪 拉尼西明 兰瑞肽 兰索拉唑 L-羊毛硫氨酸 刺乌头碱 毛果天芥菜碱 劳丹宁 六驳碱 N-十二烷酰基肌氨酸 来那度胺 利比地平 纤精酮 乐
卡地平 来曲唑 L-叔亮氨酸 氰醇 CYCLAZOSIN 氟氯氰菊酯 氯氟氰菊酯 氯氰菊酯 环丙氨嗪 杀螟丹 卡博特韦 坎格瑞洛 头孢克洛 头孢地尼 头孢噻呋 氯灭鼠灵 CYSTOFUR 毒死蜱 显
色底物 卡莫司他 头孢他美 新利司他 西他司他 可比司他 头孢米诺 环吡酮 DBTA 丁布 匹凡西林 PLITIDEPSIN 纽莫康定 鬼臼毒素 聚甲酚磺醛 多粘菌素 多抗霉素 胆色素原 普拉沙
星 普拉洛芬 哌唑嗪 7-生物蝶呤 普瑞霉素 PRN1008 前列环素 地诺前列酮 普罗瑞林 原薯蓣皂甙 普卢利沙星 野黑樱苷 蝶啶 普妥立定 石榴皮鞣素 嘌呤霉素二盐酸盐水合物 吡唑醚
菌酯 氟虫吡喹 嘧啶磺酸盐 吡丙醚 那高利特盐酸盐 帕利普韦 ZHC-116 佐美酸 扎拉果酸 ZD7288 扎西他滨 玉米赤霉烯酮 齐多夫定 二乙基二硫代氨基甲酸锌 吡啶硫酮锌 齐拉西酮
唑尼沙胺 佐匹克隆 ZK 159222 泽拉烯醇 玉米醇 齐帕特罗 辛特洛 ZLN005 佐芬普利 左氯苯噻酚 唑吡坦 扎来普隆 扎洛洛芬 玉米素 玉米黄质 齐留酮 佐米曲普坦 柔比星 扎那米韦
ZOSUQUIDAR ZZR 佐他莫司 氟胞嘧啶 氟达拉滨 氟脱氧葡糖 氟氢可的松 联氟砜 氟茚二酮 氟甲喹 氟米松 氟桂利嗪 氟尼辛葡甲胺 肤轻松 醋酸氟轻松 氟可龙 芴 9-芴酮 荧光胺 氟
哌啶酮 氟米龙 氟西汀 氟奋乃静 氟吡汀 氟氢缩松 氟咯草酮 氟他胺 氟替卡松 奈非那韦 双亚硝基 萘莫司他 奈妥吡坦 尼非卡兰 诺孕美特 硝呋替莫 Obicetrapib 奥拉替尼 奥拉帕尼
奥泼佐米 橙B 奥贝胆酸 十八碳三烯酸 油酸 乳清酸 草酸 氧嗪酸 奥扎莫德 黄柏酮 罗勒烯 辛二烯 辛烷 奥他维林 奥替尼啶盐酸盐 对甲氧基肉桂酸辛酯 水杨酸辛酯 奥克立林 奥克巴
胺 奥曲肽 正辛胺 氯化锦葵色素-3-Β-葡糖苷 苄氟噻嗪 苯磷硫胺 贝尼地平 苯丙哌林 苄丝肼 苯甲醛 苯扎氯铵 苯甲酰胺 苯溴马隆 苯 苯二胺 苯磺酸盐 苄替米特 苯并咪唑 噻霉酮 苯